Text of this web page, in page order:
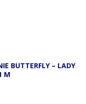
BUTTERFLY – LADY
M